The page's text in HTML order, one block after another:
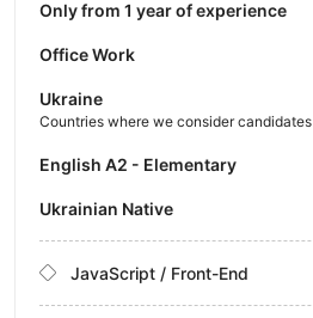
Only from 1 year of experience
Office Work
Ukraine
Countries where we consider candidates
English A2 - Elementary
Ukrainian Native
JavaScript / Front-End